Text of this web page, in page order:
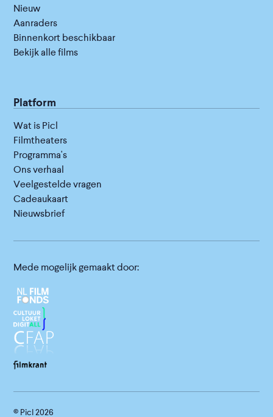
Nieuw
Aanraders
Binnenkort beschikbaar
Bekijk alle films
Platform
Wat is Picl
Filmtheaters
Programma's
Ons verhaal
Veelgestelde vragen
Cadeaukaart
Nieuwsbrief
Mede mogelijk gemaakt door:
© Picl2026